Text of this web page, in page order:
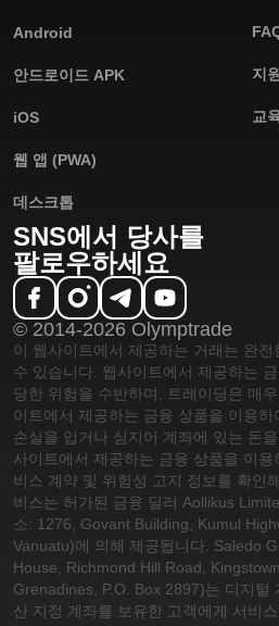
Android
안드로이드 APK
iOS
웹 앱 (PWA)
데스크톱
지원
교
SNS에서 당사를
팔로우하세요
© 2014-2026 Olymptrade
이 웹사이트에서 제공하는 거래는 완
수 있습니다. 웹사이트에서 제공하는
당한 위험을 수반하며, 트레이딩은 매
이트에서 제공하는 금융 상품을 이용
손실을 입거나 심지어 계좌에 있는 돈
사이트에서 제공하는 금융 상품을 이
비스 계약 및 위험성 고지 정보를 확인
비스는 허가된 금융 딜러 Aollikus
소: 1276, Govant Building, Kumul
Vanuatu)에 의해 제공됩니다. Saledo
House, Richmond Hill Road,
Grenadines, P.O. Box 2897)는 디지털
산 지정 계좌를 보유한 고객에게 서비